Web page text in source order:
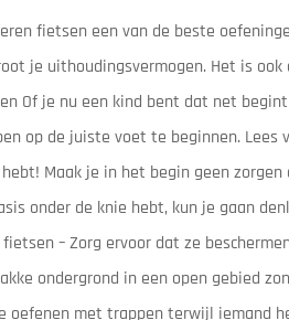
fietsen een van de beste
je uithoudingsvermogen. Het is
Of je nu een kind bent dat net
op de juiste voet te beginnen. Lees
Maak je in het begin geen zorgen
onder de knie hebt, kun je gaan
– Zorg ervoor dat ze
ondergrond in een open gebied
met trappen terwijl iemand